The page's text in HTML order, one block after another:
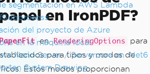
segmentación en AWS Lambda
del proyecto de Azure
en la máquina local
Nano Server / Servercore en .Net6
System.Drawing
en IronPDF?
PaperFit en RenderingOptions
para
para tipos y modos de
Estos modos proporcionan